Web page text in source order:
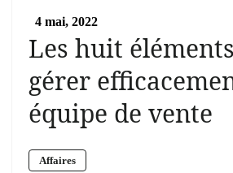
4 mai, 2022
Les huit
gérer
équipe de vente
Affaires